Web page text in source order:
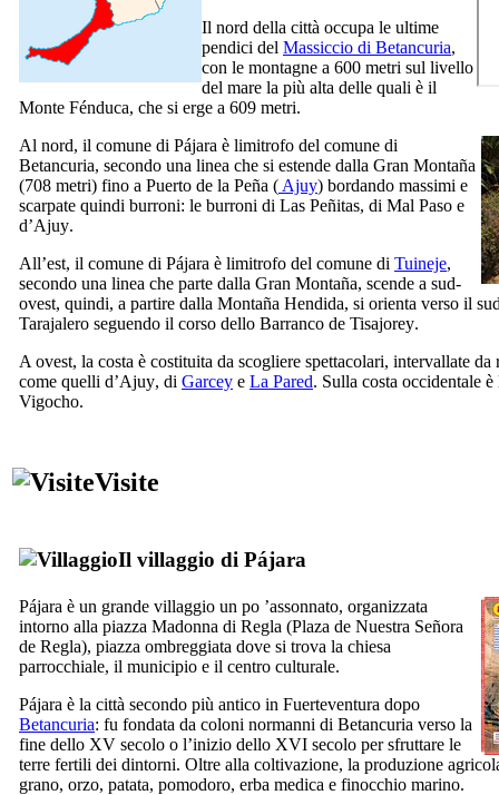
Il nord della città occupa le ultime
pendici del Massiccio di Betancuria,
con le montagne a 600 metri sul livello
del mare la più alta delle quali è il
Monte Fénduca, che si erge a 609 metri.
Al nord, il comune di Pájara è limitrofo del comune di
Betancuria, secondo una linea che si estende dalla Gran Montaña
(708 metri) fino a Puerto de la Peña ( Ajuy) bordando massimi e
scarpate quindi burroni: le burroni di Las Peñitas, di Mal Paso e
d’Ajuy.
All’est, il comune di Pájara è limitrofo del comune di Tuineje,
secondo una linea che parte dalla Gran Montaña, scende a sud-
ovest, quindi, a partire dalla Montaña Hendida, si orienta verso il
Tarajalero seguendo il corso dello Barranco de Tisajorey.
A ovest, la costa è costituita da scogliere spettacolari, intervallate da
come quelli d’Ajuy, di Garcey e La Pared. Sulla costa occidentale
Vigocho.
Visite
Il villaggio di Pájara
Pájara è un grande villaggio un po ’assonnato, organizzata
intorno alla piazza Madonna di Regla (Plaza de Nuestra Señora
de Regla), piazza ombreggiata dove si trova la chiesa
parrocchiale, il municipio e il centro culturale.
Pájara è la città secondo più antico in Fuerteventura dopo
Betancuria: fu fondata da coloni normanni di Betancuria verso la
fine dello XV secolo o l’inizio dello XVI secolo per sfruttare le
terre fertili dei dintorni. Oltre alla coltivazione, la produzione
grano, orzo, patata, pomodoro, erba medica e finocchio marino.